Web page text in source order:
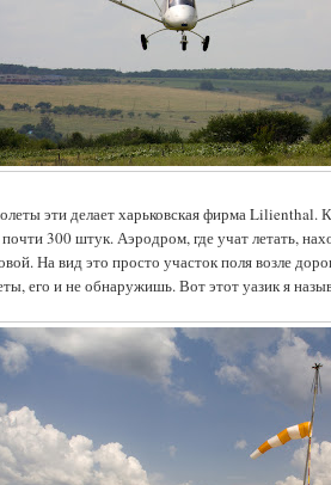
эти делает харьковская фирма Lilienthal.
300 штук. Аэродром, где учат летать,
На вид это просто участок поля возле
его и не обнаружишь. Вот этот уазик я